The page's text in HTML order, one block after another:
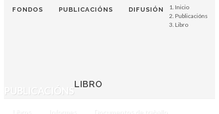
FONDOS PUBLICACIÓNS DIFUSIÓN
PUBLICACIÓNS
LIBRO
Inicio
Publicacións
Libro